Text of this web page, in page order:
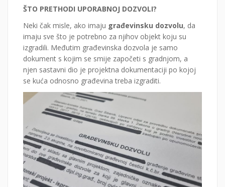
ŠTO PRETHODI UPORABNOJ DOZVOLI?
Neki čak misle, ako imaju građevinsku dozvolu, da
imaju sve što je potrebno za njihov objekt koju su
izgradili. Međutim građevinska dozvola je samo
dokument s kojim se smije započeti s gradnjom, a
njen sastavni dio je projektna dokumentaciji po kojoj
se kuća odnosno građevina treba izgraditi.